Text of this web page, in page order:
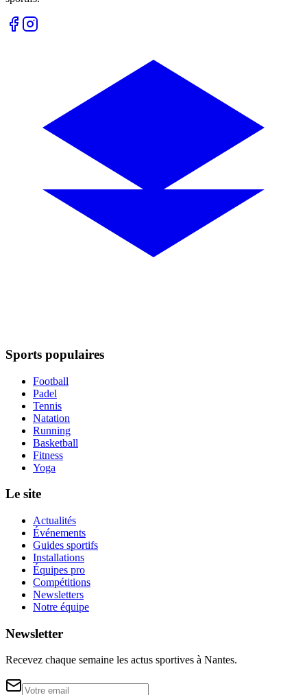
Sports populaires
Football
Padel
Tennis
Natation
Running
Basketball
Fitness
Yoga
Le site
Actualités
Événements
Guides sportifs
Installations
Équipes pro
Compétitions
Newsletters
Notre équipe
Newsletter
Recevez chaque semaine les actus sportives à Nantes.